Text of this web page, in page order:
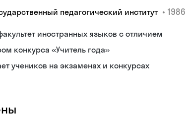
педагогический институт • 1986
иностранных языков с отличием
конкурса «Учитель года»
учеников на экзаменах и конкурсах